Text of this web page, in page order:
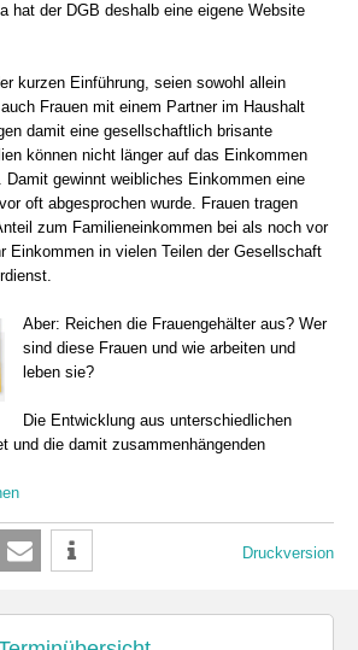
hat der DGB deshalb eine eigene Website
kurzen Einführung, seien sowohl allein
Frauen mit einem Partner im Haushalt
damit eine gesellschaftlich brisante
können nicht länger auf das Einkommen
Damit gewinnt weibliches Einkommen eine
oft abgesprochen wurde. Frauen tragen
zum Familieneinkommen bei als noch vor
Einkommen in vielen Teilen der Gesellschaft
Aber: Reichen die Frauengehälter aus? Wer
sind diese Frauen und wie arbeiten und
leben sie?
Die Entwicklung aus unterschiedlichen
und die damit zusammenhängenden
Druckversion